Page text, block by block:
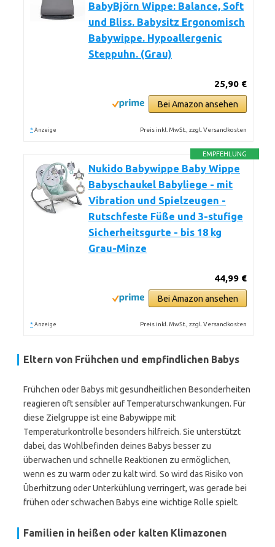
BabyBjörn Wippe: Balance, Soft
und Bliss. Babysitz Ergonomisch
Babywippe. Hypoallergenic
Steppuhn. (Grau)
25,90 €
Bei Amazon ansehen
* Anzeige Preis inkl. MwSt., zzgl. Versandkosten
EMPFEHLUNG
Nukido Babywippe Baby Wippe
Babyschaukel Babyliege - mit
Vibration und Spielzeugen -
Rutschfeste Füße und 3-stufige
Sicherheitsgurte - bis 18 kg
Grau-Minze
44,99 €
Bei Amazon ansehen
* Anzeige Preis inkl. MwSt., zzgl. Versandkosten
Eltern von Frühchen und empfindlichen Babys
Frühchen oder Babys mit gesundheitlichen Besonderheiten
reagieren oft sensibler auf Temperaturschwankungen. Für
diese Zielgruppe ist eine Babywippe mit
Temperaturkontrolle besonders hilfreich. Sie unterstützt
dabei, das Wohlbefinden deines Babys besser zu
überwachen und schnelle Reaktionen zu ermöglichen,
wenn es zu warm oder zu kalt wird. So wird das Risiko von
Überhitzung oder Unterkühlung verringert, was gerade bei
frühen oder schwachen Babys eine wichtige Rolle spielt.
Familien in heißen oder kalten Klimazonen